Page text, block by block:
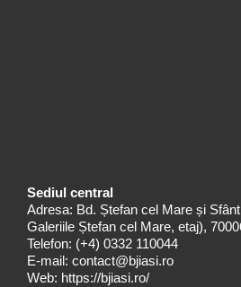
Sediul central
Adresa: Bd. Ștefan cel Mare și
Galeriile Ștefan cel Mare, etaj),
Telefon: (+4) 0332 110044
E-mail: contact@bjiasi.ro
Web: https://bjiasi.ro/